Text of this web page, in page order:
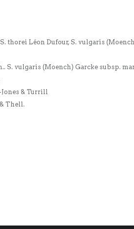
thorei Léon Dufour, S. vulgaris
S. vulgaris (Moench) Garcke subsp.
& Turrill
Thell.